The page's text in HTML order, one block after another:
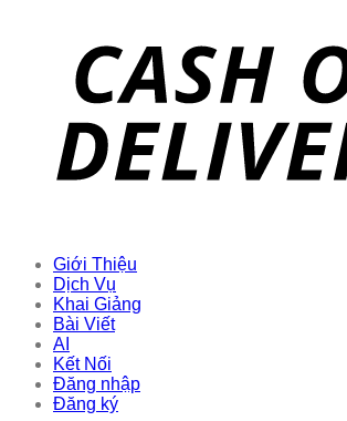
Giới Thiệu
Dịch Vụ
Khai Giảng
Bài Viết
AI
Kết Nối
Đăng nhập
Đăng ký